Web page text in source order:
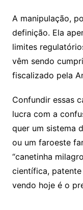
A manipulação,
definição. Ela
limites
vêm sendo
fiscalizado pela
Confundir essas
lucra com a
quer um sistema
ou um faroeste
“canetinha
científica,
vendo hoje é o